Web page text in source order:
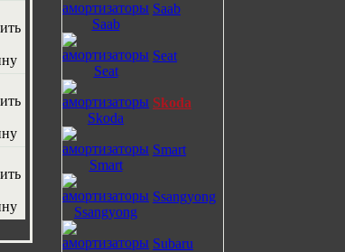
Saab
Seat
Skoda
Smart
Ssangyong
Subaru